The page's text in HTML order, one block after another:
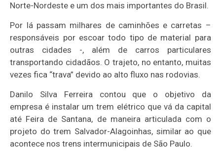
Norte-Nordeste e um dos mais importantes do Brasil.
Por lá passam milhares de caminhões e carretas –
responsáveis por escoar todo tipo de material para
outras cidades -, além de carros particulares
transportando cidadãos. O trajeto, no entanto, muitas
vezes fica “trava” devido ao alto fluxo nas rodovias.
Danilo Silva Ferreira contou que o objetivo da
empresa é instalar um trem elétrico que vá da capital
até Feira de Santana, de maneira articulada com o
projeto do trem Salvador-Alagoinhas, similar ao que
acontece nos trens intermunicipais de São Paulo.